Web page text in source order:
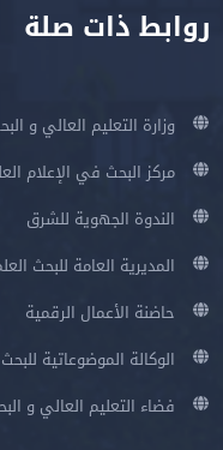
روابط ذات صلة
وزارة التعليم العالي و
مركز البحث في الإعلام
الندوة الجهوية للشرق
المديرية العامة للبحث
حاضنة الأعمال الرقمية
الوكالة الموضوعاتية
فضاء التعليم العالي و